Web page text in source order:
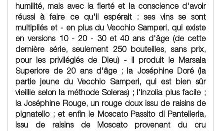
humilité, mais avec la fierté et la conscience d'avoir
réussi à faire ce qu'il espérait : ses vins se sont
multipliés et - en plus duVecchio Samperi, qui existe
en versions 10 - 20 - 30 et 40 ans d'âge (de cette
dernière série, seulement 250 bouteilles, sans prix,
pour les privilégiés de Dieu) - il produit le Marsala
Superiore de 20 ans d'âge ; la Joséphine Doré (la
partie jeune du Vecchio Samperi, qui est bien sûr
vieillie selon la méthode Soleras) ; l'Inzolia plus facile ;
la Joséphine Rouge, un rouge doux issu de raisins de
pignatello ; et enfin le Moscato Passito di Pantelleria,
issu de raisins de Moscato provenant du cru